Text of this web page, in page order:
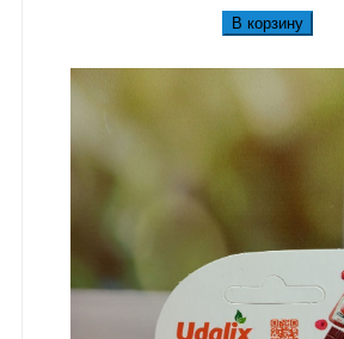
В корзину